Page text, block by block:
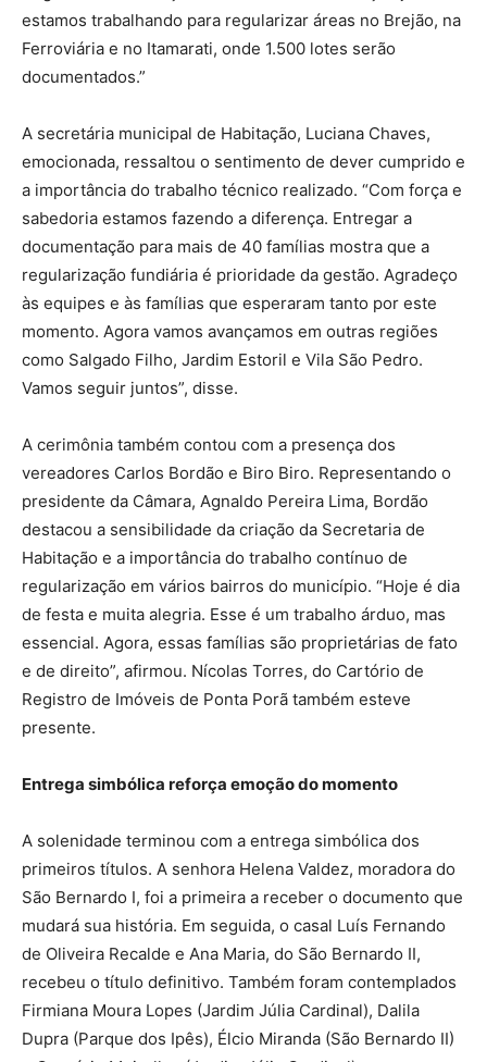
estamos trabalhando para regularizar áreas no Brejão, na
Ferroviária e no Itamarati, onde 1.500 lotes serão
documentados.”
A secretária municipal de Habitação, Luciana Chaves,
emocionada, ressaltou o sentimento de dever cumprido e
a importância do trabalho técnico realizado. “Com força e
sabedoria estamos fazendo a diferença. Entregar a
documentação para mais de 40 famílias mostra que a
regularização fundiária é prioridade da gestão. Agradeço
às equipes e às famílias que esperaram tanto por este
momento. Agora vamos avançamos em outras regiões
como Salgado Filho, Jardim Estoril e Vila São Pedro.
Vamos seguir juntos”, disse.
A cerimônia também contou com a presença dos
vereadores Carlos Bordão e Biro Biro. Representando o
presidente da Câmara, Agnaldo Pereira Lima, Bordão
destacou a sensibilidade da criação da Secretaria de
Habitação e a importância do trabalho contínuo de
regularização em vários bairros do município. “Hoje é dia
de festa e muita alegria. Esse é um trabalho árduo, mas
essencial. Agora, essas famílias são proprietárias de fato
e de direito”, afirmou. Nícolas Torres, do Cartório de
Registro de Imóveis de Ponta Porã também esteve
presente.
Entrega simbólica reforça emoção do momento
A solenidade terminou com a entrega simbólica dos
primeiros títulos. A senhora Helena Valdez, moradora do
São Bernardo I, foi a primeira a receber o documento que
mudará sua história. Em seguida, o casal Luís Fernando
de Oliveira Recalde e Ana Maria, do São Bernardo II,
recebeu o título definitivo. Também foram contemplados
Firmiana Moura Lopes (Jardim Júlia Cardinal), Dalila
Dupra (Parque dos Ipês), Élcio Miranda (São Bernardo II)